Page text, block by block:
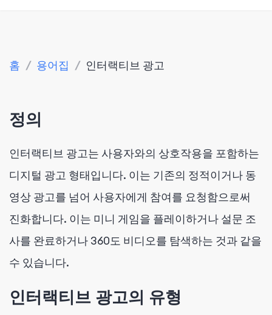
홈 / 용어집 / 인터랙티브 광고
정의
인터랙티브 광고는 사용자와의 상호작용을 포함하는
디지털 광고 형태입니다. 이는 기존의 정적이거나 동
영상 광고를 넘어 사용자에게 참여를 요청함으로써
진화합니다. 이는 미니 게임을 플레이하거나 설문 조
사를 완료하거나 360도 비디오를 탐색하는 것과 같을
수 있습니다.
인터랙티브 광고의 유형